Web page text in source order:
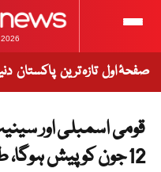
صفحۂ اول تازہ ترین پاکستان
قومی اسمبلی اور
12 جون کو پیش ہوگا، طارق فضل چوہدری